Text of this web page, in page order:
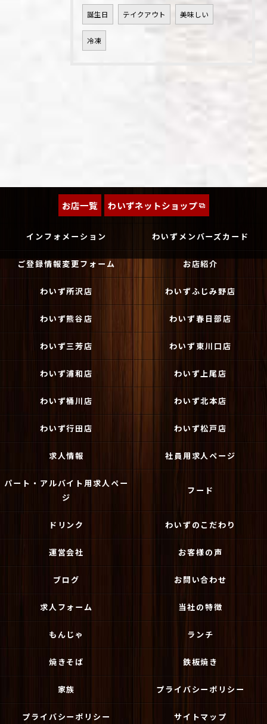
誕生日 テイクアウト 美味しい
冷凍
お店一覧 わいずネットショップ
インフォメーション わいずメンバーズカード
ご登録情報変更フォーム お店紹介
わいず所沢店 わいずふじみ野店
わいず熊谷店 わいず春日部店
わいず三芳店 わいず東川口店
わいず浦和店 わいず上尾店
わいず桶川店 わいず北本店
わいず行田店 わいず松戸店
求人情報 社員用求人ページ
パート・アルバイト用求人ペー
ジ
フード
ドリンク わいずのこだわり
運営会社 お客様の声
ブログ お問い合わせ
求人フォーム 当社の特徴
もんじゃ ランチ
焼きそば 鉄板焼き
家族 プライバシーポリシー
プライバシーポリシー サイトマップ